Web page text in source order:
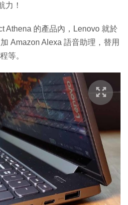
力！
Athena 的產品內，Lenovo 就於
Amazon Alexa 語音助理，替用
等。